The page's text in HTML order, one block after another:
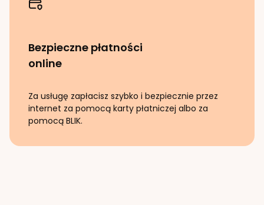
Bezpieczne płatności
online
Za usługę zapłacisz szybko i bezpiecznie przez
internet za pomocą karty płatniczej albo za
pomocą BLIK.